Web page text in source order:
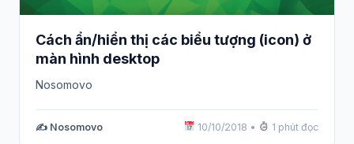
Cách ẩn/hiển thị các biểu tượng (icon) ở
màn hình desktop
Nosomovo
✍️ Nosomovo 10/10/2018 • 1 phút đọc